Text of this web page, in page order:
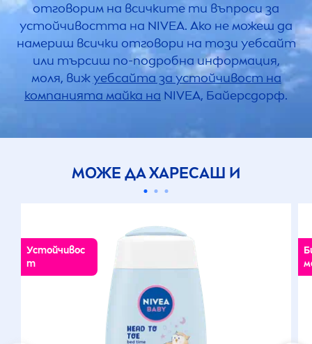
отговорим на всичките ти въпроси за
устойчивостта на NIVEA. Ако не можеш да
намериш всички отговори на този уебсайт
или търсиш по-подробна информация,
моля, вижуебсайта за устойчивост на
компанията майка на NIVEA, Байерсдорф.
МОЖЕ ДА ХАРЕСАШ И
Устойчивос
т